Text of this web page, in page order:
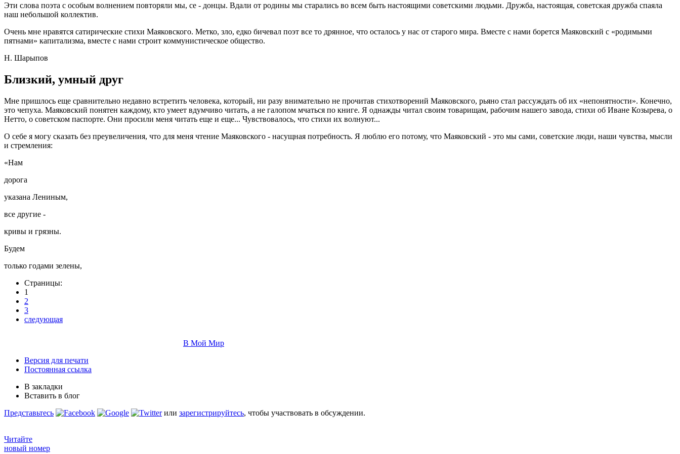
Эти слова поэта с особым волнением повторяли мы, се - донцы. Вдали от родины мы старались во всем быть настоящими советскими людьми. Дружба, настоящая, советская дружба спаяла
наш небольшой коллектив.
Очень мне нравятся сатирические стихи Маяковского. Метко, зло, едко бичевал поэт все то дрянное, что осталось у нас от старого мира. Вместе с нами борется Маяковский с «родимыми
пятнами» капитализма, вместе с нами строит коммунистическое общество.
Н. Шарыпов
Близкий, умный друг
Мне пришлось еще сравнительно недавно встретить человека, который, ни разу внимательно не прочитав стихотворений Маяковского, рьяно стал рассуждать об их «непонятности». Конечно,
это чепуха. Маяковский понятен каждому, кто умеет вдумчиво читать, а не галопом мчаться по книге. Я однажды читал своим товарищам, рабочим нашего завода, стихи об Иване Козырева, о
Нетто, о советском паспорте. Они просили меня читать еще и еще... Чувствовалось, что стихи их волнуют...
О себе я могу сказать без преувеличения, что для меня чтение Маяковского - насущная потребность. Я люблю его потому, что Маяковский - это мы сами, советские люди, наши чувства, мысли
и стремления:
«Нам
дорога
указана Лениным,
все другие -
кривы и грязны.
Будем
только годами зелены,
Страницы:
1
2
3
следующая
В Мой Мир
Версия для печати
Постоянная ссылка
В закладки
Вставить в блог
Представьтесь
или зарегистрируйтесь, чтобы участвовать в обсуждении.
Читайте
новый номер